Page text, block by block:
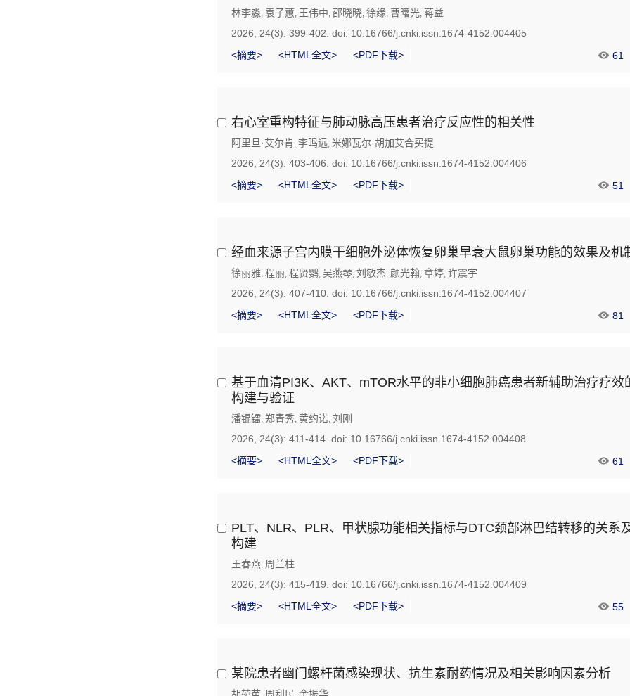
林李淼, 袁子蕙, 王伟中, 邵晓晓, 徐缘, 曹曙光, 蒋益
2026, 24(3): 399-402. doi: 10.16766/j.cnki.issn.1674-4152.004405
<摘要>
<HTML全文> <PDF下载> 61
右心室重构特征与肺动脉高压患者治疗反应性的相关性
阿里旦·艾尔肯, 李鸣远, 米娜瓦尔·胡加艾合买提
2026, 24(3): 403-406. doi: 10.16766/j.cnki.issn.1674-4152.004406
<摘要>
<HTML全文> <PDF下载> 51
经血来源子宫内膜干细胞外泌体恢复卵巢早衰大鼠卵巢功能的效果及机
徐丽雅, 程丽, 程贤鹦, 吴燕琴, 刘敏杰, 颜光翰, 章婷, 许震宇
2026, 24(3): 407-410. doi: 10.16766/j.cnki.issn.1674-4152.004407
<摘要>
<HTML全文> <PDF下载> 81
基于血清PI3K、AKT、mTOR水平的非小细胞肺癌患者新辅助治疗疗效
构建与验证
潘锟镭, 郑青秀, 黄约诺, 刘刚
2026, 24(3): 411-414. doi: 10.16766/j.cnki.issn.1674-4152.004408
<摘要>
<HTML全文> <PDF下载> 61
PLT、NLR、PLR、甲状腺功能相关指标与DTC颈部淋巴结转移的关系
构建
王春燕, 周兰柱
2026, 24(3): 415-419. doi: 10.16766/j.cnki.issn.1674-4152.004409
<摘要>
<HTML全文> <PDF下载> 55
某院患者幽门螺杆菌感染现状、抗生素耐药情况及相关影响因素分析